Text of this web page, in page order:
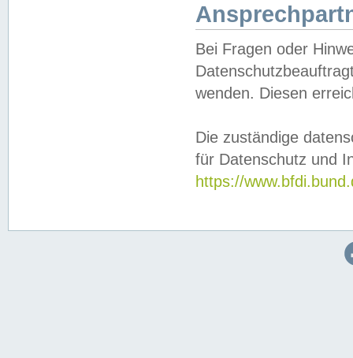
Bei Fragen oder
wenden. Diesen
Die zuständige
für Datenschutz und
https://